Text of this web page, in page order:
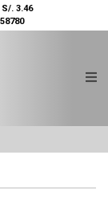
. 3.46